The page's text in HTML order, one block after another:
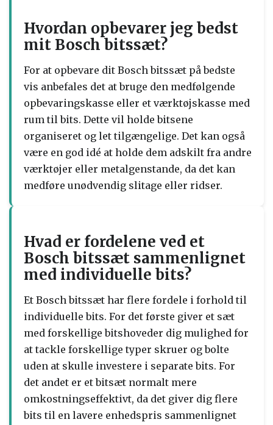
Hvordan opbevarer jeg bedst
mit Bosch bitssæt?
For at opbevare dit Bosch bitssæt på bedste
vis anbefales det at bruge den medfølgende
opbevaringskasse eller et værktøjskasse med
rum til bits. Dette vil holde bitsene
organiseret og let tilgængelige. Det kan også
være en god idé at holde dem adskilt fra andre
værktøjer eller metalgenstande, da det kan
medføre unødvendig slitage eller ridser.
Hvad er fordelene ved et
Bosch bitssæt sammenlignet
med individuelle bits?
Et Bosch bitssæt har flere fordele i forhold til
individuelle bits. For det første giver et sæt
med forskellige bitshoveder dig mulighed for
at tackle forskellige typer skruer og bolte
uden at skulle investere i separate bits. For
det andet er et bitsæt normalt mere
omkostningseffektivt, da det giver dig flere
bits til en lavere enhedspris sammenlignet